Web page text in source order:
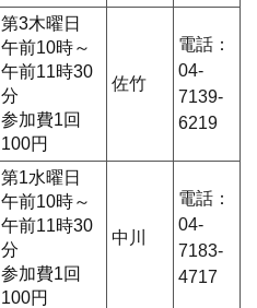
第3木曜日
午前10時～
午前11時30
分
参加費1回
100円
佐竹
電話：
04-
7139-
6219
第1水曜日
午前10時～
午前11時30
分
参加費1回
100円
中川
電話：
04-
7183-
4717